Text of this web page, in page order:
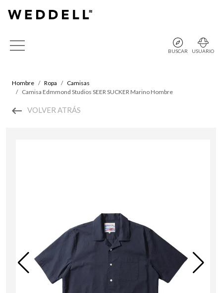
BUSCAR USUARIO
Hombre Ropa
Camisas
Camisa Edmmond Studios SEER SUCKER Marino Hombre
VOLVER ATRÁS